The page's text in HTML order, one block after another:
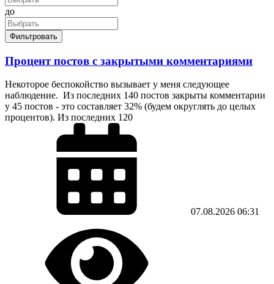
до
Фильтровать
Процент постов с закрытыми комментариями
Некоторое беспокойство вызывает у меня следующее
наблюдение. Из последних 140 постов закрыты комментарии
у 45 постов - это составляет 32% (будем округлять до целых
процентов). Из последних 120
07.08.2026 06:31